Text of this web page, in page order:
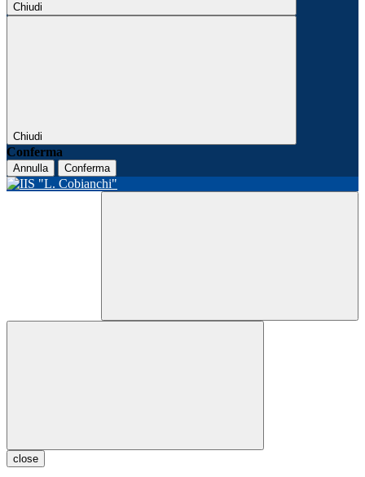
Chiudi
Chiudi
Conferma
Annulla Conferma
close